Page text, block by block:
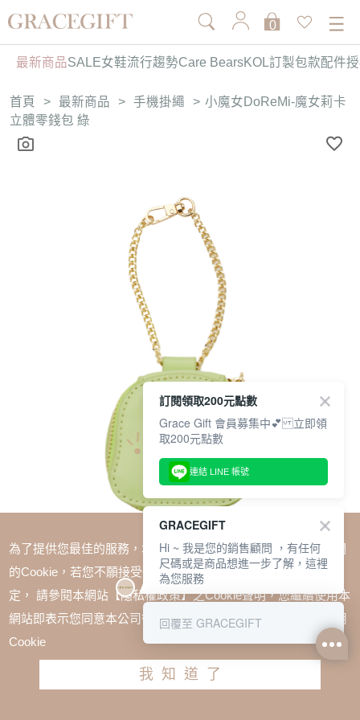
0
最新商品SALE女鞋流行趨勢Care BearsKOL訂製包款配件
首頁 > 最新商品 > 手機掛繩 > 小魔女DoReMi-魔女莉卡
立體零錢包 綠
小魔女DoReMi-魔女莉卡立體零錢包 綠
為了提供您最佳的服務，本網站會在您的電腦中放置並取用我們
的Cookie，若您不願接受Cookie時應如何變更電腦的Cookie設
定， 請參閱本網站【隱私權政策】之Cookie聲明，您繼續使用本
網站即表示您同意本公司得按本網站使用條款之Cookie聲明使用
Cookie
我知道了
訂閱領取200元點數
Grace Gift 會員募集中💕 立即領
取200元點數
連結 LINE 帳號
GRACEGIFT
Hi ~ 我是您的銷售顧問 ，有任何
尺碼或是商品想進一步了解，這裡
為您服務
回覆至 GRACEGIFT